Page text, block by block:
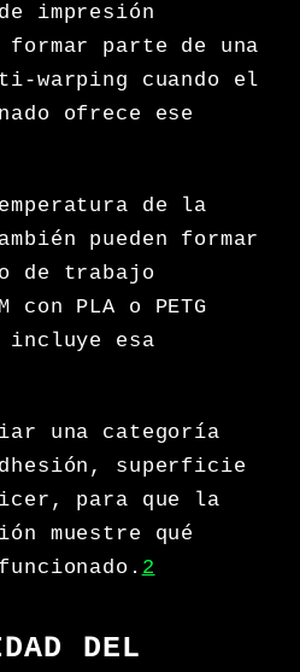
impresión
formar parte de una
warping cuando el
ofrece ese
de la
pueden formar
de trabajo
con PLA o PETG
esa
una categoría
superficie
para que la
muestre qué
2
DEL